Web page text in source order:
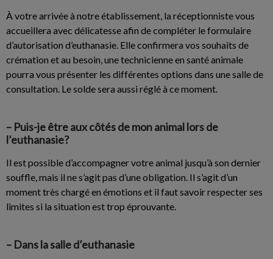
À votre arrivée à notre établissement, la réceptionniste vous
accueillera avec délicatesse afin de compléter le formulaire
d’autorisation d’euthanasie. Elle confirmera vos souhaits de
crémation et au besoin, une technicienne en santé animale
pourra vous présenter les différentes options dans une salle de
consultation. Le solde sera aussi réglé à ce moment.
– Puis-je être aux côtés de mon animal lors de
l’euthanasie?
Il est possible d’accompagner votre animal jusqu’à son dernier
souffle, mais il ne s’agit pas d’une obligation. Il s’agit d’un
moment très chargé en émotions et il faut savoir respecter ses
limites si la situation est trop éprouvante.
– Dans la salle d’euthanasie